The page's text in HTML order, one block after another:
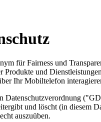
für Fairness und
Produkte und
Ihr Mobiltelefon
und löscht (in diesem
auszuüben.